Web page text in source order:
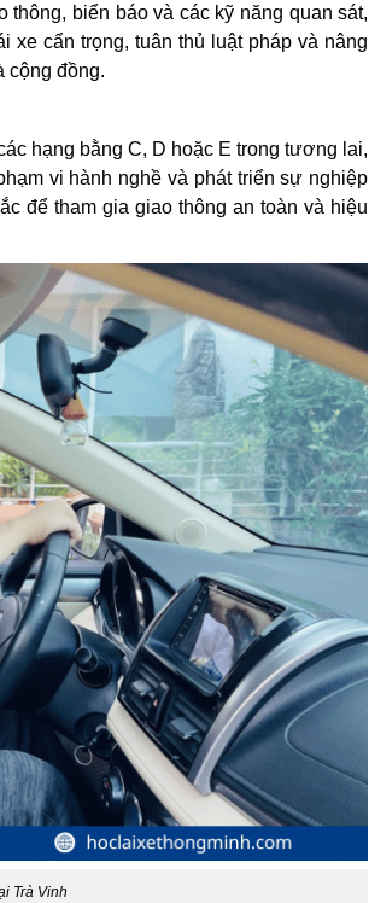
biển báo và các kỹ năng quan sát,
xe cẩn trọng, tuân thủ luật pháp và nâng
cộng đồng.
hạng bằng C, D hoặc E trong tương lai,
vi hành nghề và phát triển sự nghiệp
để tham gia giao thông an toàn và hiệu
Trà Vinh